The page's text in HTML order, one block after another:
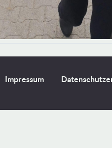
Impressum